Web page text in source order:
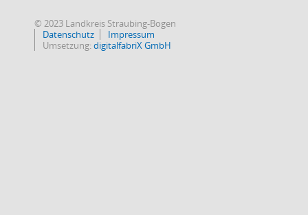
© 2023 Landkreis Straubing-Bogen
Datenschutz
Impressum
Umsetzung:digitalfabriX GmbH